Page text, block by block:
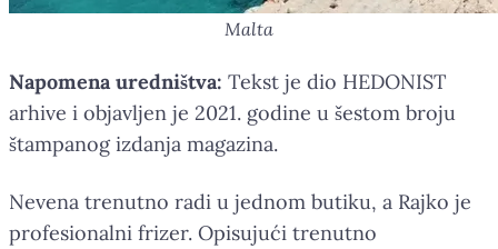
Malta
Napomena uredništva: Tekst je dio HEDONIST
arhive i objavljen je 2021. godine u šestom broju
štampanog izdanja magazina.
Nevena trenutno radi u jednom butiku, a Rajko je
profesionalni frizer. Opisujući trenutno